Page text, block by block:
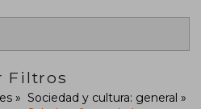
Filtros
Sociedad y cultura: general